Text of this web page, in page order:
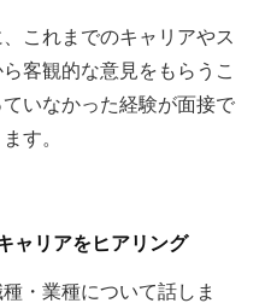
これまでのキャリアやス
客観的な意見をもらうこ
いなかった経験が面接で
す。
ャリアをヒアリング
・業種について話しま